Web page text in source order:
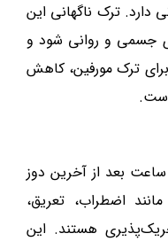
دارد. ترک ناگهانی این
جسمی و روانی شود و
ترک مورفین، کاهش
بعد از آخرین دوز
اضطراب، تعریق،
هستند. این